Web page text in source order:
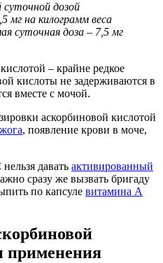
дозой
на килограмм веса
суточная доза – 7,5 мг
– крайне редкое
кислоты не задерживаются в
вместе с мочой.
аскорбиновой кислотой
, появление крови в моче,
давать активированный
сразу же вызвать бригаду
по капсуле витамина А
применения